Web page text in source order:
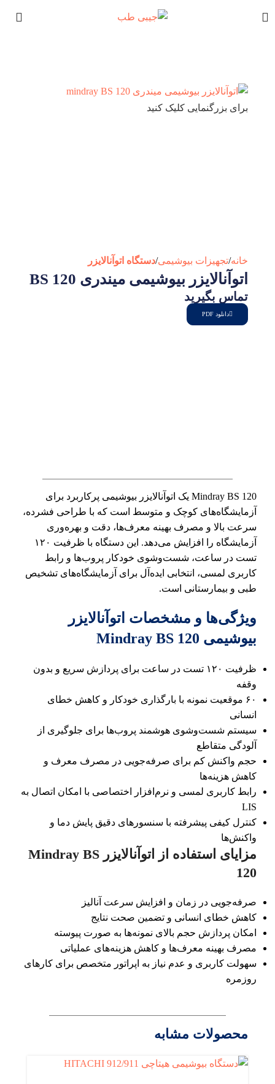
خانه تجهیزات بیوشیمی دستگاه اتوآنالایزر
اتوآنالایزر بیوشیمی میندری BS 120
تماس بگیرید
دانلود PDF
برای بزرگنمایی کلیک کنید
Mindray BS 120 یک اتوآنالایزر بیوشیمی پرکاربرد برای
آزمایشگاه‌های کوچک و متوسط است که با طراحی فشرده،
سرعت بالا و مصرف بهینه معرف‌ها، دقت و بهره‌وری
آزمایشگاه را افزایش می‌دهد. این دستگاه با ظرفیت ۱۲۰
تست در ساعت، شست‌وشوی خودکار پروب‌ها و رابط
کاربری لمسی، انتخابی ایده‌آل برای آزمایشگاه‌های تشخیص
طبی و بیمارستانی است.
ویژگی‌ها و مشخصات اتوآنالایزر
بیوشیمی Mindray BS 120
ظرفیت ۱۲۰ تست در ساعت برای پردازش سریع و بدون
وقفه
۶۰ موقعیت نمونه با بارگذاری خودکار و کاهش خطای
انسانی
سیستم شست‌وشوی هوشمند پروب‌ها برای جلوگیری از
آلودگی متقاطع
حجم واکنش کم برای صرفه‌جویی در مصرف معرف و
کاهش هزینه‌ها
رابط کاربری لمسی و نرم‌افزار اختصاصی با امکان اتصال به
LIS
کنترل کیفی پیشرفته با سنسورهای دقیق پایش دما و
واکنش‌ها
مزایای استفاده از اتوآنالایزر Mindray BS
120
صرفه‌جویی در زمان و افزایش سرعت آنالیز
کاهش خطای انسانی و تضمین صحت نتایج
امکان پردازش حجم بالای نمونه‌ها به صورت پیوسته
مصرف بهینه معرف‌ها و کاهش هزینه‌های عملیاتی
سهولت کاربری و عدم نیاز به اپراتور متخصص برای کارهای
روزمره
محصولات مشابه